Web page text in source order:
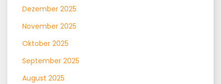
Dezember 2025
November 2025
Oktober 2025
September 2025
August 2025